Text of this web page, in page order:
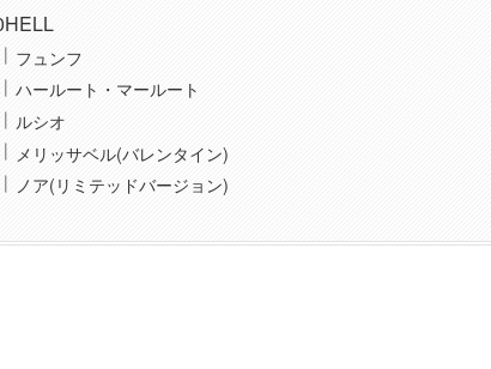
フュンフ
ハールート・マールート
ルシオ
メリッサベル(バレンタイン)
ノア(リミテッドバージョン)